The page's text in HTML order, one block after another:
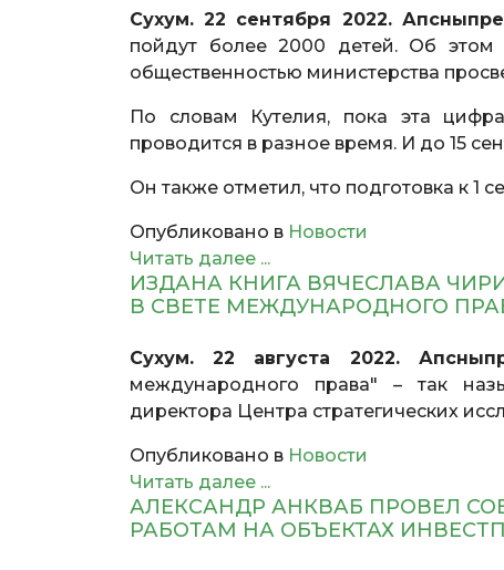
Сухум. 22 сентября 2022.
пойдут более 2000 детей. Об этом
общественностью министерства
По словам Кутелия, пока эта
проводится в разное время. И до 15
Он также отметил, что подготовка к 1
Опубликовано в Новости
Читать далее ...
ИЗДАНА КНИГА ВЯЧЕСЛАВА
В СВЕТЕ МЕЖДУНАРОДНОГО
Сухум. 22 августа 2022.
международного права" – так
директора Центра стратегических
Опубликовано в Новости
Читать далее ...
АЛЕКСАНДР АНКВАБ ПРОВЕЛ
РАБОТАМ НА ОБЪЕКТАХ